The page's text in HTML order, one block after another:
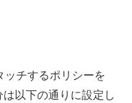
ッチするポリシーを
以下の通りに設定し